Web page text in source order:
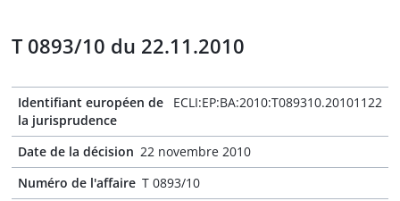
T 0893/10 du 22.11.2010
Identifiant européen de
la jurisprudence
ECLI:EP:BA:2010:T089310.20101122
Date de la décision 22 novembre 2010
Numéro de l'affaire T 0893/10